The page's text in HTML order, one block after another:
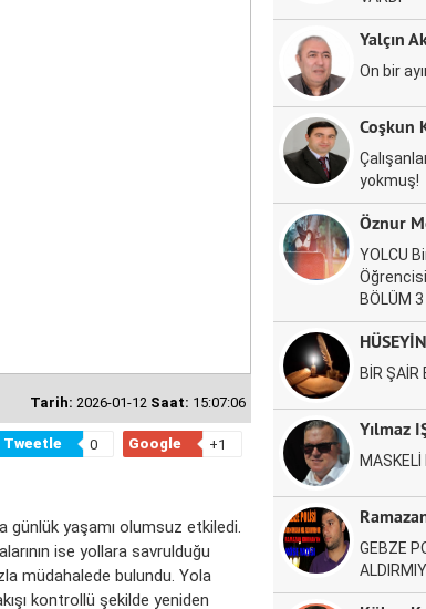
Tarih: 2026-01-12 Saat: 15:07:06
Tweetle 0 Google +1
günlük yaşamı olumsuz etkiledi.
ise yollara savrulduğu
müdahalede bulundu. Yola
kontrollü şekilde yeniden
Yalçın
On bir
Coşkun
yokmuş!
Öznur
YOLCU
BÖLÜM 3
BİR ŞAİR
Yılmaz
MASKELİ
GEBZE